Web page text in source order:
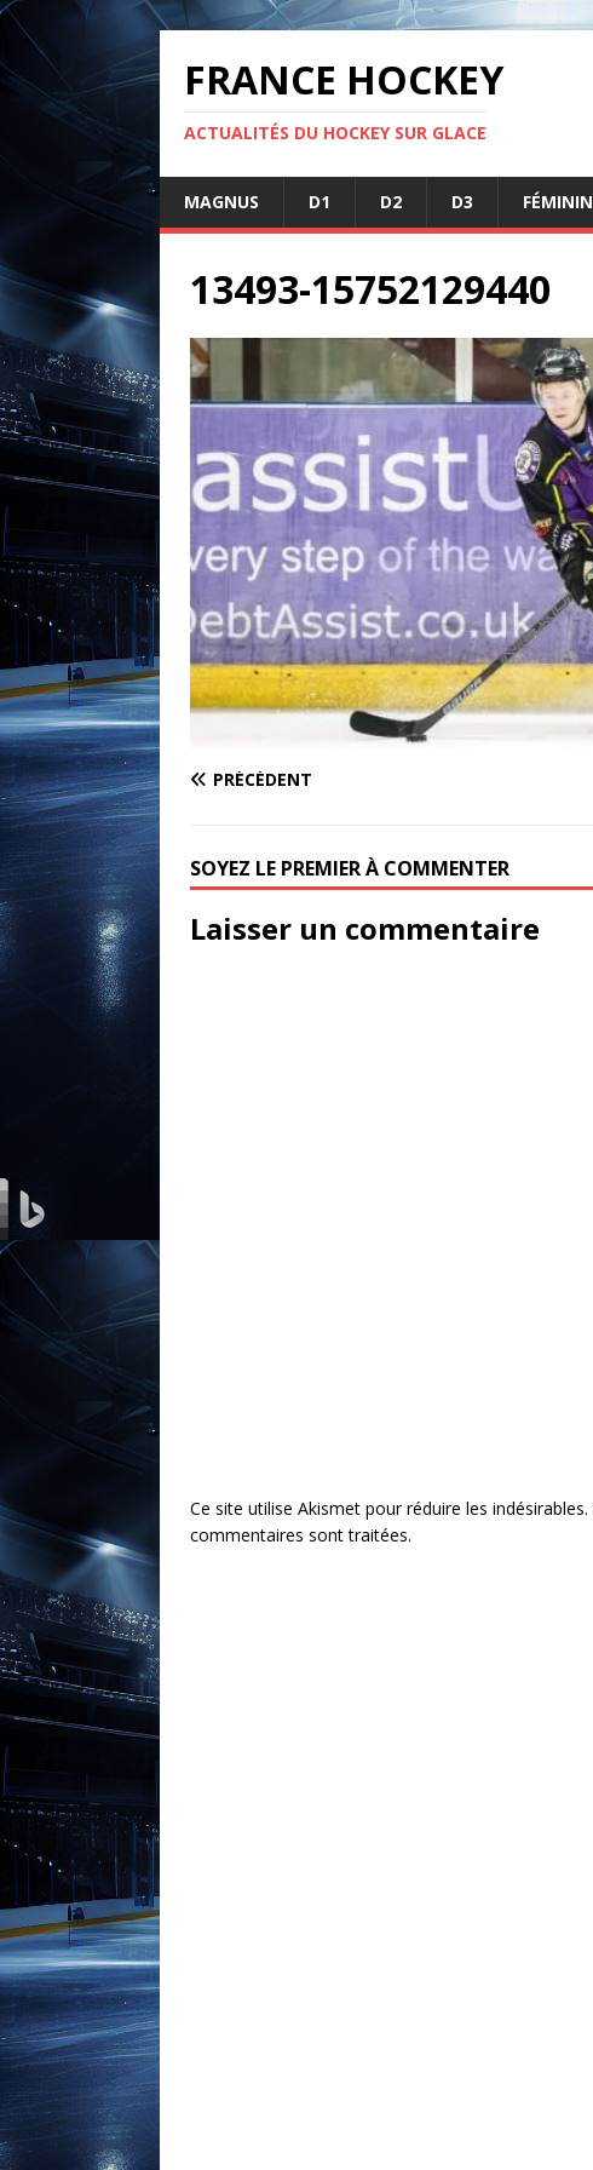
FRANCE HOCKEY
ACTUALITÉS DU HOCKEY SUR GLACE
MAGNUS D1 D2 D3 FÉMININ
13493-15752129440
PRÉCÉDENT
SOYEZ LE PREMIER À COMMENTER
Laisser un commentaire
Ce site utilise Akismet pour réduire les indésirables.
commentaires sont traitées.